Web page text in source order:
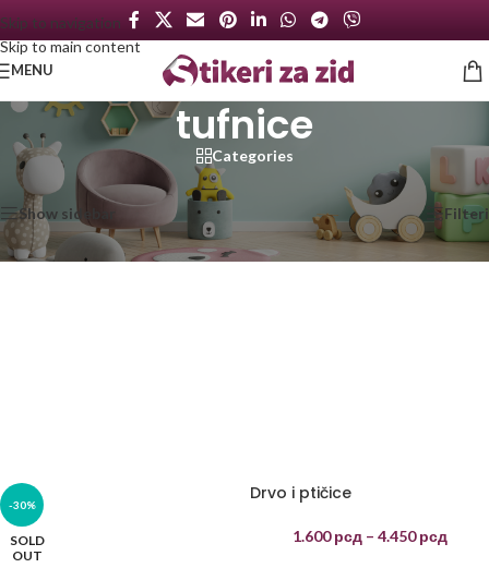
Skip to navigation
Skip to main content
MENU
tufnice
Categories
Početna
Proizvod označen „tufnice“ Prikazano je svih 21 rezultata
Show sidebar Filteri
-30%
SOLD
OUT
Drvo i ptičice
1.600рсд – 4.450рсд